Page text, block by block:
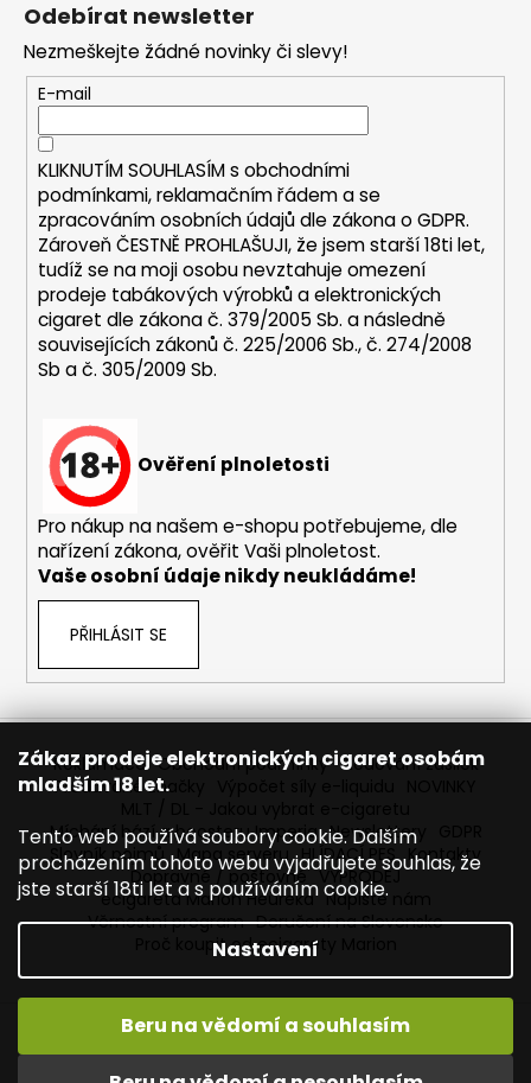
Zákaz prodeje elektronických cigaret osobám
mladším 18 let.
Tento web používá soubory cookie. Dalším
procházením tohoto webu vyjadřujete souhlas, že
jste starší 18ti let a s používáním cookie.
Nastavení
Beru na vědomí a souhlasím
a
c
í
p
r
v
k
y
v
ý
p
i
Odebírat newsletter
Nezmeškejte žádné novinky či slevy!
E-mail
KLIKNUTÍM SOUHLASÍM s obchodními
podmínkami,reklamačním řádem a se
zpracováním osobních údajů dle zákona oGDPR.
Zároveň ČESTNĚ PROHLAŠUJI, že jsem starší 18ti let,
tudíž se na moji osobu nevztahuje omezení
prodeje tabákových výrobků a elektronických
cigaret dle zákona č. 379/2005 Sb. a následně
souvisejících zákonů č. 225/2006 Sb., č. 274/2008
Sb a č. 305/2009 Sb.
Ověření plnoletosti
Pro nákup na našem e-shopu potřebujeme, dle
nařízení zákona, ověřit Vaši plnoletost.
Vaše osobní údaje nikdy neukládáme!
PŘIHLÁSIT SE
Reklamace Obchodní podmínky Sledování zásilek
Prodávané značky
Míchání bází a boosteru Imperia Newslettery
Slovník pojmů Mapa serveru HLÍDACÍ PES Kontakty
Dopravné / poštovné VÝPRODEJ
ecigareta Marion Heureka Napište nám
Věrnostní program Doručení na Slovensko
Proč koupit od ecigarety Marion
Vytvořil Shoptet
Copyright 2026Ecigareta Marion. Všechna práva